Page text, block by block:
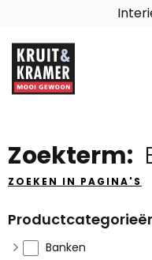
Zoekterm:
ZOEKEN IN PAGINA'S
Banken